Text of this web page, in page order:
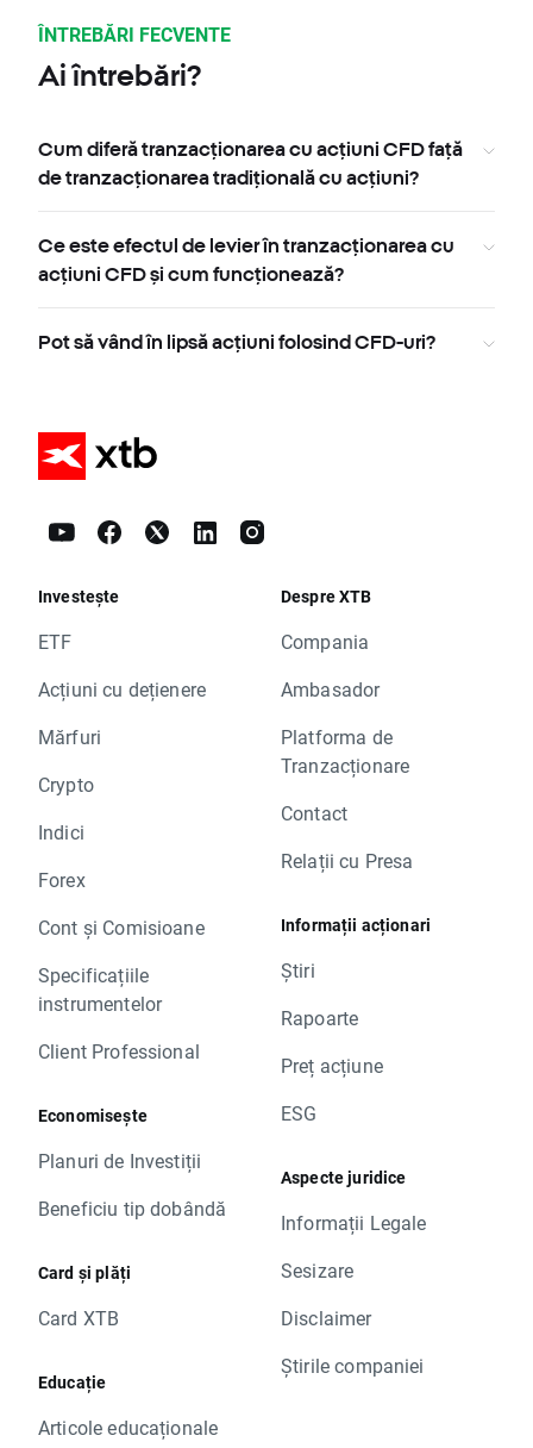
ÎNTREBĂRI FECVENTE
Ai întrebări?
Cum diferă tranzacționarea cu acțiuni CFD față
de tranzacționarea tradițională cu acțiuni?
Ce este efectul de levier în tranzacționarea cu
acțiuni CFD și cum funcționează?
Pot să vând în lipsă acțiuni folosind CFD-uri?
Investește
ETF
Acțiuni cu dețienere
Mărfuri
Crypto
Indici
Forex
Cont și Comisioane
Specificațiile
instrumentelor
Client Professional
Economisește
Planuri de Investiții
Beneficiu tip dobândă
Card și plăți
Card XTB
Educație
Articole educaționale
Despre XTB
Compania
Ambasador
Platforma de
Tranzacționare
Contact
Relații cu Presa
Informații acționari
Știri
Rapoarte
Preț acțiune
ESG
Aspecte juridice
Informații Legale
Sesizare
Disclaimer
Știrile companiei